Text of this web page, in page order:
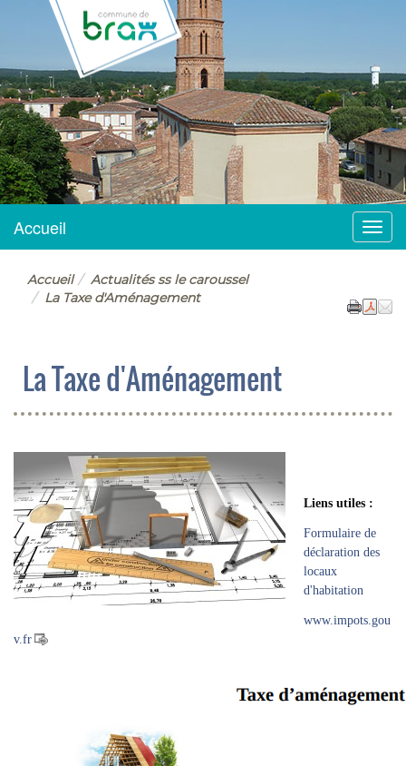
BRAX
Menu
Accueil
Accueil
Actualités ss le caroussel
La Taxe d'Aménagement
La Taxe d'Aménagement
Liens utiles :
Formulaire de
déclaration des
locaux
d'habitation
www.impots.gou
v.fr